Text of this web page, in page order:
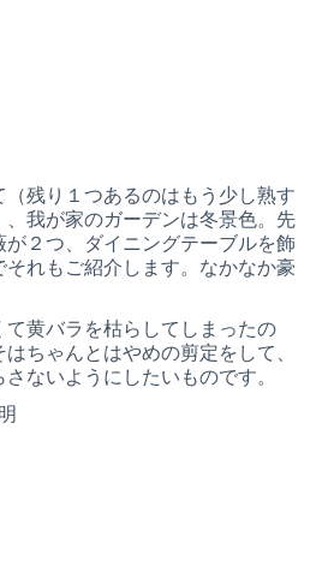
（残り１つあるのはもう少し熟す
、我が家のガーデンは冬景色。先
が２つ、ダイニングテーブルを飾
それもご紹介します。なかなか豪
て黄バラを枯らしてしまったの
ちゃんとはやめの剪定をして、
ないようにしたいものです。